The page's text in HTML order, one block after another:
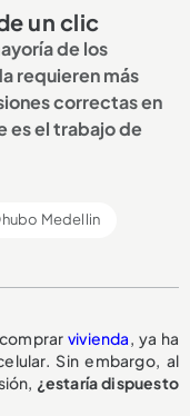
un clic
de los
requieren más
correctas en
es el trabajo de
Medellin
vivienda, ya ha
Sin embargo, al
¿estaría dispuesto